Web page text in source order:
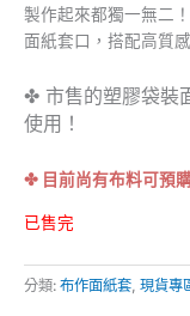
製作起來都獨一無二
面紙套口，搭配高質
✤ 市售的塑膠袋裝
使用！
✤ 目前尚有布料可預
已售完
分類: 布作面紙套 現貨專